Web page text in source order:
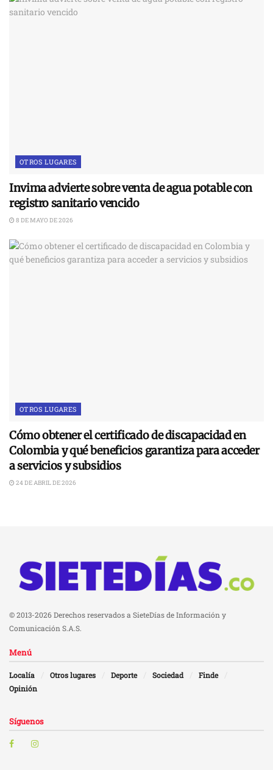
OTROS LUGARES
Invima advierte sobre venta de agua potable con
registro sanitario vencido
8 DE MAYO DE 2026
OTROS LUGARES
Cómo obtener el certificado de discapacidad en
Colombia y qué beneficios garantiza para acceder
a servicios y subsidios
24 DE ABRIL DE 2026
© 2013-2026 Derechos reservados a SieteDías de Información y
Comunicación S.A.S.
Menú
Localía Otros lugares Deporte Sociedad
Finde
Opinión
Síguenos